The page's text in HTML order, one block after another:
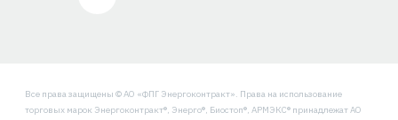
Все права защищены © АО «ФПГ Энергоконтракт». Права на использование
торговых марок Энергоконтракт®, Энерго®, Биостоп®, АРМЭКС® принадлежат АО